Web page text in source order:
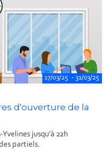
17/03/25 - 31/03/25
d'ouverture de la
jusqu’à 22h
partiels.